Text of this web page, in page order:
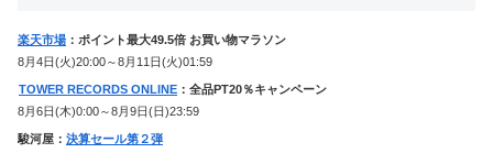
楽天市場 ：ポイント最大49.5倍 お買い物マラソン
8月4日(火)20:00～8月11日(火)01:59
TOWER RECORDS ONLINE ：全品PT20％キャンペーン
8月6日(木)0:00～8月9日(日)23:59
駿河屋： 決算セール第２弾